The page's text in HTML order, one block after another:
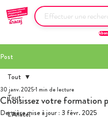
Post
Tout
L'Anacej
Tout
Choisissez votre formation
30 janv. 20251 min de lecture
Dernière mise à jour : 3 févr. 2025